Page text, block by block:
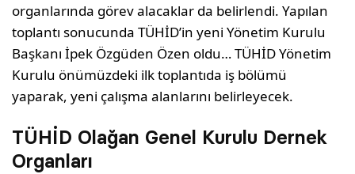
organlarında görev alacaklar da belirlendi. Yapılan
toplantı sonucunda TÜHİD’in yeni Yönetim Kurulu
Başkanı İpek Özgüden Özen oldu… TÜHİD Yönetim
Kurulu önümüzdeki ilk toplantıda iş bölümü
yaparak, yeni çalışma alanlarını belirleyecek.
TÜHİD Olağan Genel Kurulu Dernek
Organları